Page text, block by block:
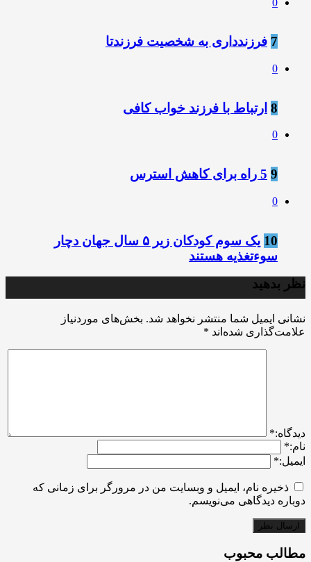
7 فرزندداری به شخصیت فرزندتا
0
8 ارتباط با فرزند خواب کافی
0
9 5 راه برای کاهش استرس
0
10
یک سوم کودکان زیر ۵ سال جهان دچار
سوءتغذیه هستند
نظر بدهید
نشانی ایمیل شما منتشر نخواهد شد. بخش‌های موردنیاز
علامت‌گذاری شده‌اند *
ديدگاه:*
نام:*
ایمیل:*
ذخیره نام، ایمیل و وبسایت من در مرورگر برای زمانی که
دوباره دیدگاهی می‌نویسم.
مطالب محبوب